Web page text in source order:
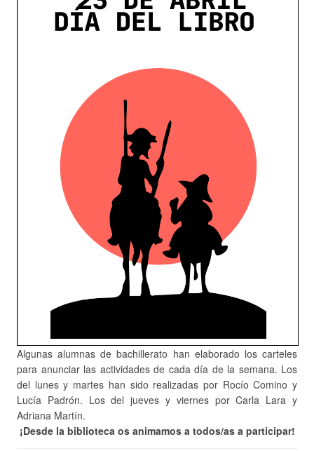
Algunas alumnas de bachillerato han elaborado los carteles
para anunciar las actividades de cada día de la semana. Los
del lunes y martes han sido realizadas por Rocío Comino y
Lucía Padrón. Los del jueves y viernes por Carla Lara y
Adriana Martín.
¡Desde la biblioteca os animamos a todos/as a participar!